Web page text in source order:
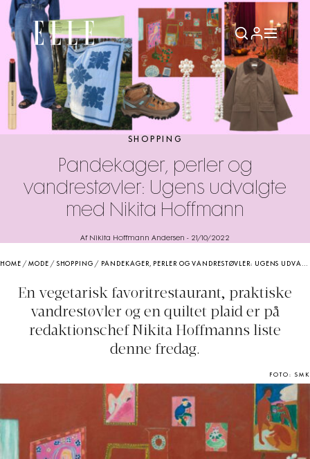
SHOPPING
Pandekager, perler og
vandrestøvler: Ugens udvalgte
med Nikita Hoffmann
Af Nikita Hoffmann Andersen - 21/10/2022
HOME /MODE / SHOPPING / PANDEKAGER, PERLER OG VANDRESTØVLER: UGENS UDVALGTE MED NIKITA HOFFMANN
En vegetarisk favoritrestaurant, praktiske
vandrestøvler og en quiltet plaid er på
redaktionschef Nikita Hoffmanns liste
denne fredag.
FOTO: SMK